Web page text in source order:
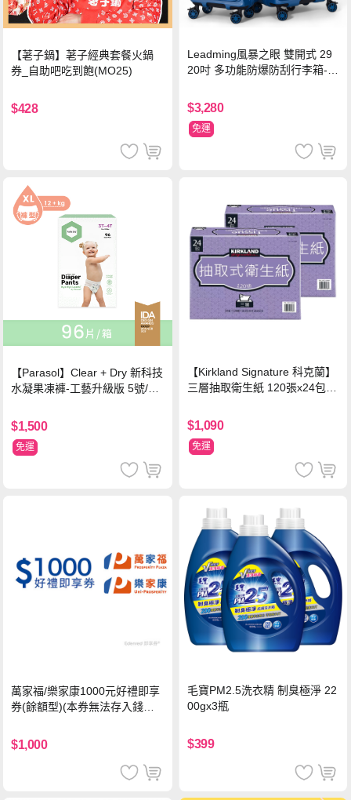
【荖子鍋】荖子經典套餐火鍋
券_自助吧吃到飽(MO25)
$428
Leadming風暴之眼 雙開式 29
20吋 多功能防爆防刮行李箱-海
$3,280
免運
【Parasol】Clear + Dry 新科技
水凝果凍褲-工藝升級版 5號/XL
$1,500
免運
【Kirkland Signature 科克蘭】
三層抽取衛生紙 120張x24包x2
$1,090
免運
萬家福/樂家康1000元好禮即享
券(餘額型)(本券無法存入錢包
$1,000
毛寶PM2.5洗衣精 制臭極淨 22
00gx3瓶
$399